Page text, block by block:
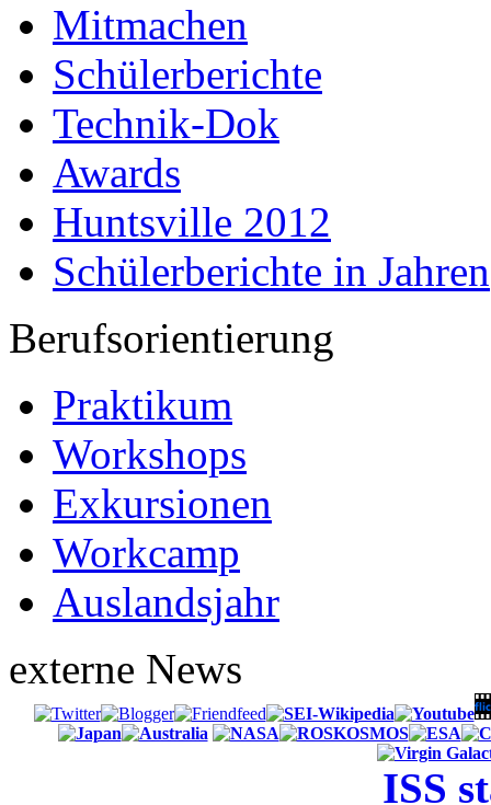
Mitmachen
Schülerberichte
Technik-Dok
Awards
Huntsville 2012
Schülerberichte in Jahren
Berufsorientierung
Praktikum
Workshops
Exkursionen
Workcamp
Auslandsjahr
externe News
ISS